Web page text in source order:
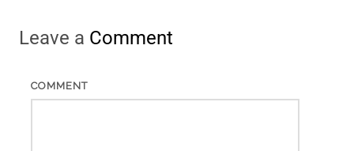
Leave a Comment
COMMENT